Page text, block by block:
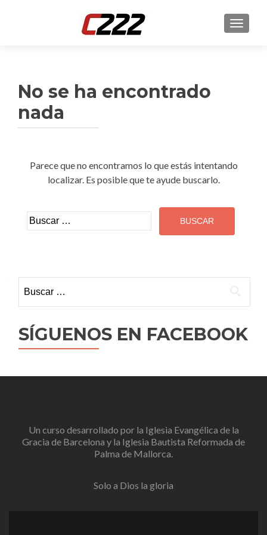
No se ha encontrado
nada
Parece que no encontramos lo que estás intentando
localizar. Es posible que te ayude buscarlo.
Buscar:
SÍGUENOS EN FACEBOOK
Un curso desarrollado por la Iglesia Evangélica de la
Gracia de Barcelona y la Iglesia Bautista Reformada de
Palma de Mallorca.
Solo a Dios la gloria